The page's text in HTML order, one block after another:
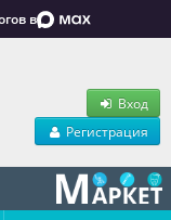
в
Вход
Регистрация